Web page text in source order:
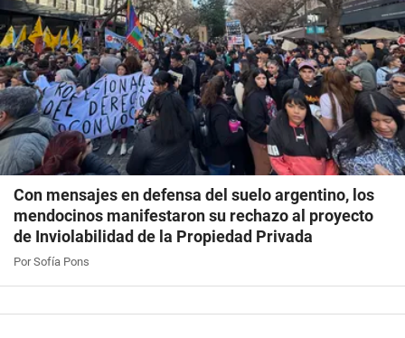
Con mensajes en defensa del suelo argentino, los
mendocinos manifestaron su rechazo al proyecto
de Inviolabilidad de la Propiedad Privada
Por Sofía Pons